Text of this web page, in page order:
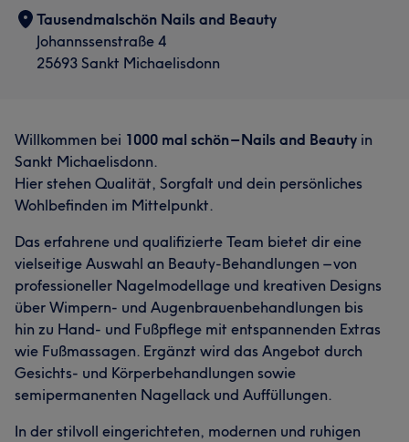
Tausendmalschön Nails and Beauty
Johannssenstraße 4
25693 Sankt Michaelisdonn
Willkommen bei 1000 mal schön – Nails and Beauty in
Sankt Michaelisdonn.
Hier stehen Qualität, Sorgfalt und dein persönliches
Wohlbefinden im Mittelpunkt.
Das erfahrene und qualifizierte Team bietet dir eine
vielseitige Auswahl an Beauty-Behandlungen – von
professioneller Nagelmodellage und kreativen Designs
über Wimpern- und Augenbrauenbehandlungen bis
hin zu Hand- und Fußpflege mit entspannenden Extras
wie Fußmassagen. Ergänzt wird das Angebot durch
Gesichts- und Körperbehandlungen sowie
semipermanenten Nagellack und Auffüllungen.
In der stilvoll eingerichteten, modernen und ruhigen